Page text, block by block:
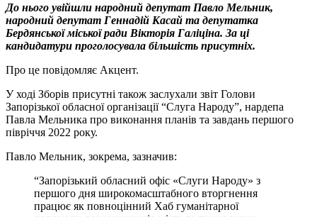
До нього увійшли народний депутат Павло Мельник,
народний депутат Геннадій Касай та депутатка
Бердянської міської ради Вікторія Галіціна. За ці
кандидатури проголосувала більшість присутніх.
Про це повідомляє Акцент.
У ході Зборів присутні також заслухали звіт Голови
Запорізької обласної організації “Слуга Народу”, нардепа
Павла Мельника про виконання планів та завдань першого
півріччя 2022 року.
Павло Мельник, зокрема, зазначив:
“Запорізький обласний офіс «Слуги Народу» з
першого дня широкомасштабного вторгнення
працює як повноцінний Хаб гуманітарної